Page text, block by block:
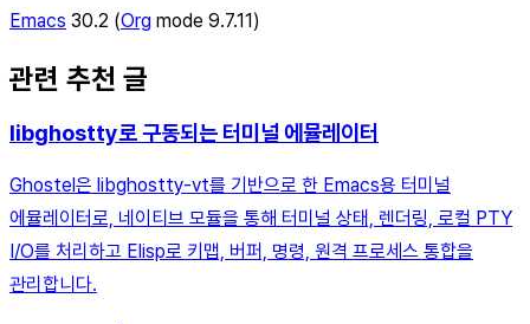
Emacs 30.2 (Org mode 9.7.11)
관련 추천 글
libghostty로 구동되는 터미널 에뮬레이터
Ghostel은 libghostty-vt를 기반으로 한 Emacs용 터미널
에뮬레이터로, 네이티브 모듈을 통해 터미널 상태, 렌더링, 로컬 PTY
I/O를 처리하고 Elisp로 키맵, 버퍼, 명령, 원격 프로세스 통합을
관리합니다.